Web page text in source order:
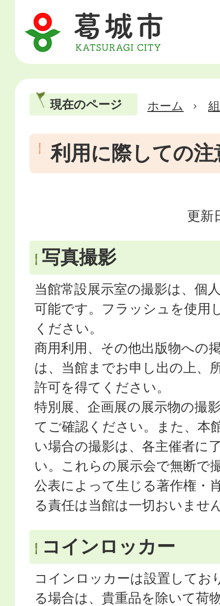
現在のページ ホーム
利用に際しての注
更新
写真撮影
当館常設展示室の撮影は、個
可能です。フラッシュを使用
ください。
商用利用、その他出版物への
は、当館までお申し出の上、
許可を得てください。
特別展、企画展の展示物の撮
てご確認ください。また、本
い場合の撮影は、各主催者に
い。これらの展示会で無断で
公表によって生じる著作権・
る責任は当館は一切おいませ
コインロッカー
コインロッカーは設置してお
る場合は、貴重品を除いて荷